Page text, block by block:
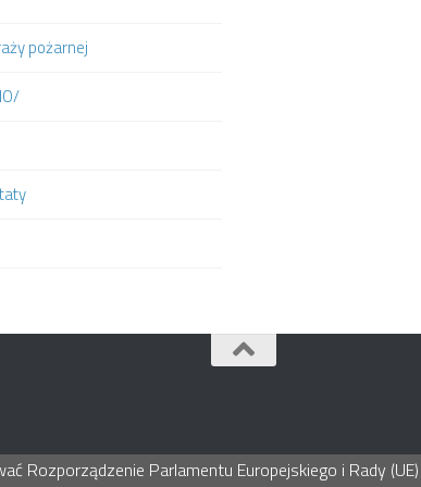
pożarnej
Rozporządzenie Parlamentu Europejskiego i Rady